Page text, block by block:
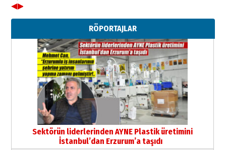
Ahmed Yesevi’den bir Alperen…
”Reisimiz” idi… Hakka yürüdü.!
26 Mart 2026 Perşembe
Cem Bakırcı
Ardında bıraktığı hatıralarıyla
gönül adamı Faruk Terzioğlu!
13 Mayıs 2026 Çarşamba
Esat BİNDESEN
Başkan Sekmen’den Erzurum’a
bir vizyon proje daha!
02 Ağustos 2026 Pazar
◀▶
RÖPORTAJLAR
Sektörün liderlerinden AYNE Plastik üretimini
İstanbul’dan Erzurum’a taşıdı